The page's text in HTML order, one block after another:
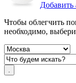
Чтобы облегчить
необходимо,